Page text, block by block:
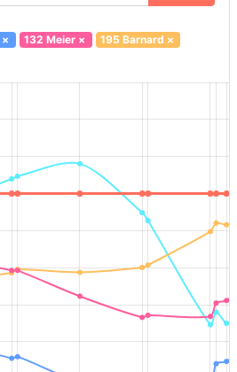
× 132 Meier× 195 Barnard ×